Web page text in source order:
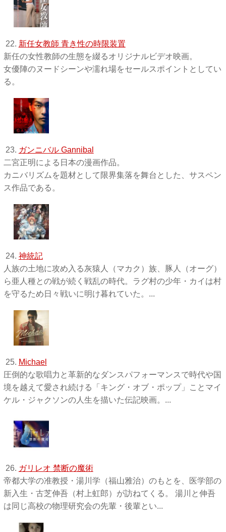
22. 新任女教師 青き性の時限装置
新任の女性教師の生態を綴るオリジナルビデオ映画。
女優陣のヌードシーンや濡れ場をセールスポイントとしてい
る。
23. ガンニバル Gannibal
二宮正明による日本の漫画作品。
カニバリズムを題材として限界集落を舞台とした、サスペン
ス作品である。
24. 神統記
人族の土地に攻め入る灰猿人（マカク）族、豚人（オーグ）
ら亜人種との戦が続く戦乱の時代。ラグ村の少年・カイは村
を守るため日々戦いに明け暮れていた。...
25. Michael
圧倒的な歌唱力と革新的なダンスパフォーマンスで時代や国
境を越えて愛され続ける「キング・オブ・ポップ」ことマイ
ケル・ジャクソンの人生を描いた伝記映画。...
26. ガリレオ 禁断の魔術
帝都大学の准教授・湯川学（福山雅治）のもとを、医学部の
新入生・古芝伸吾（村上虹郎）が訪ねてくる。 湯川と伸吾
は同じ高校の物理研究会の先輩・後輩とい...